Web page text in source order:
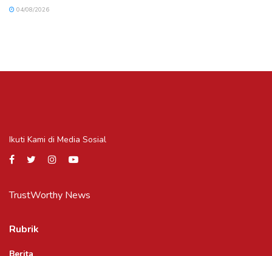
04/08/2026
Ikuti Kami di Media Sosial
TrustWorthy News
Rubrik
Berita